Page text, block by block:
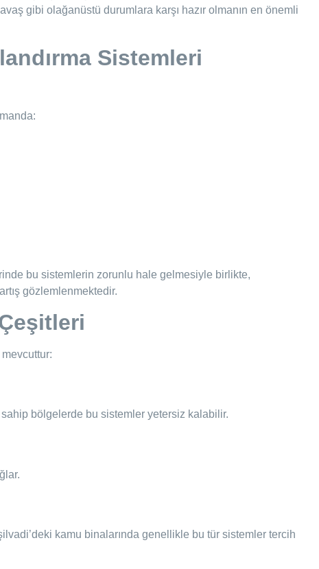
gibi olağanüstü durumlara karşı hazır olmanın en önemli
Sistemleri
bu sistemlerin zorunlu hale gelmesiyle birlikte,
gözlemlenmektedir.
mevcuttur:
bölgelerde bu sistemler yetersiz kalabilir.
kamu binalarında genellikle bu tür sistemler tercih